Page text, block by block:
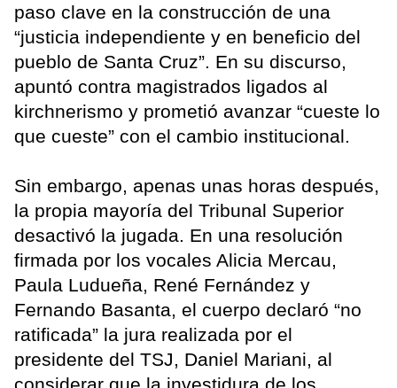
paso clave en la construcción de una
“justicia independiente y en beneficio del
pueblo de Santa Cruz”. En su discurso,
apuntó contra magistrados ligados al
kirchnerismo y prometió avanzar “cueste lo
que cueste” con el cambio institucional.
Sin embargo, apenas unas horas después,
la propia mayoría del Tribunal Superior
desactivó la jugada. En una resolución
firmada por los vocales Alicia Mercau,
Paula Ludueña, René Fernández y
Fernando Basanta, el cuerpo declaró “no
ratificada” la jura realizada por el
presidente del TSJ, Daniel Mariani, al
considerar que la investidura de los